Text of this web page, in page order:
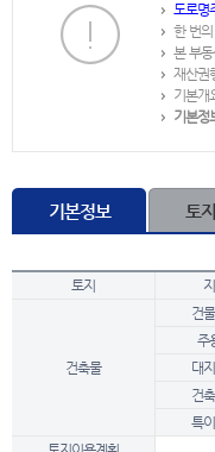
도로명
한 번
본 부
재산권
기본개
기본정
기본정보 토
토지
건축물
건
주
대
건
특